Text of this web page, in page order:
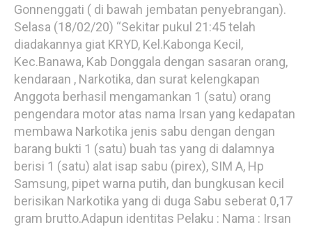
Gonnenggati ( di bawah jembatan penyebrangan).
Selasa (18/02/20) “Sekitar pukul 21:45 telah
diadakannya giat KRYD, Kel.Kabonga Kecil,
Kec.Banawa, Kab Donggala dengan sasaran orang,
kendaraan , Narkotika, dan surat kelengkapan
Anggota berhasil mengamankan 1 (satu) orang
pengendara motor atas nama Irsan yang kedapatan
membawa Narkotika jenis sabu dengan dengan
barang bukti 1 (satu) buah tas yang di dalamnya
berisi 1 (satu) alat isap sabu (pirex), SIM A, Hp
Samsung, pipet warna putih, dan bungkusan kecil
berisikan Narkotika yang di duga Sabu seberat 0,17
gram brutto.Adapun identitas Pelaku : Nama : Irsan